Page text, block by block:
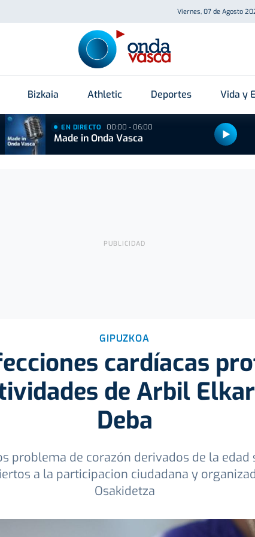
Viernes, 07 de Agosto
Bizkaia Athletic Deportes Vida y
EN DIRECTO 00:00 - 06:00
Made in Onda Vasca
GIPUZKOA
cardíacas
de Arbil
Deba
problema de corazón derivados de la
a la participacion ciudadana y
Osakidetza